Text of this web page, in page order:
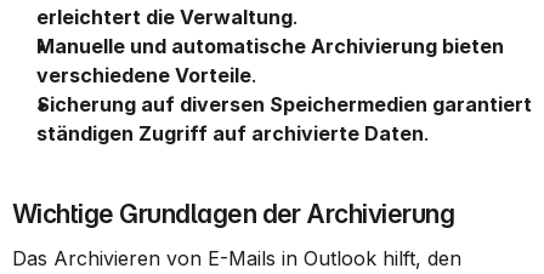
erleichtert die Verwaltung.
Manuelle und automatische Archivierung bieten
verschiedene Vorteile.
Sicherung auf diversen Speichermedien garantiert
ständigen Zugriff auf archivierte Daten.
Wichtige Grundlagen der Archivierung
Das Archivieren von E-Mails in Outlook hilft, den